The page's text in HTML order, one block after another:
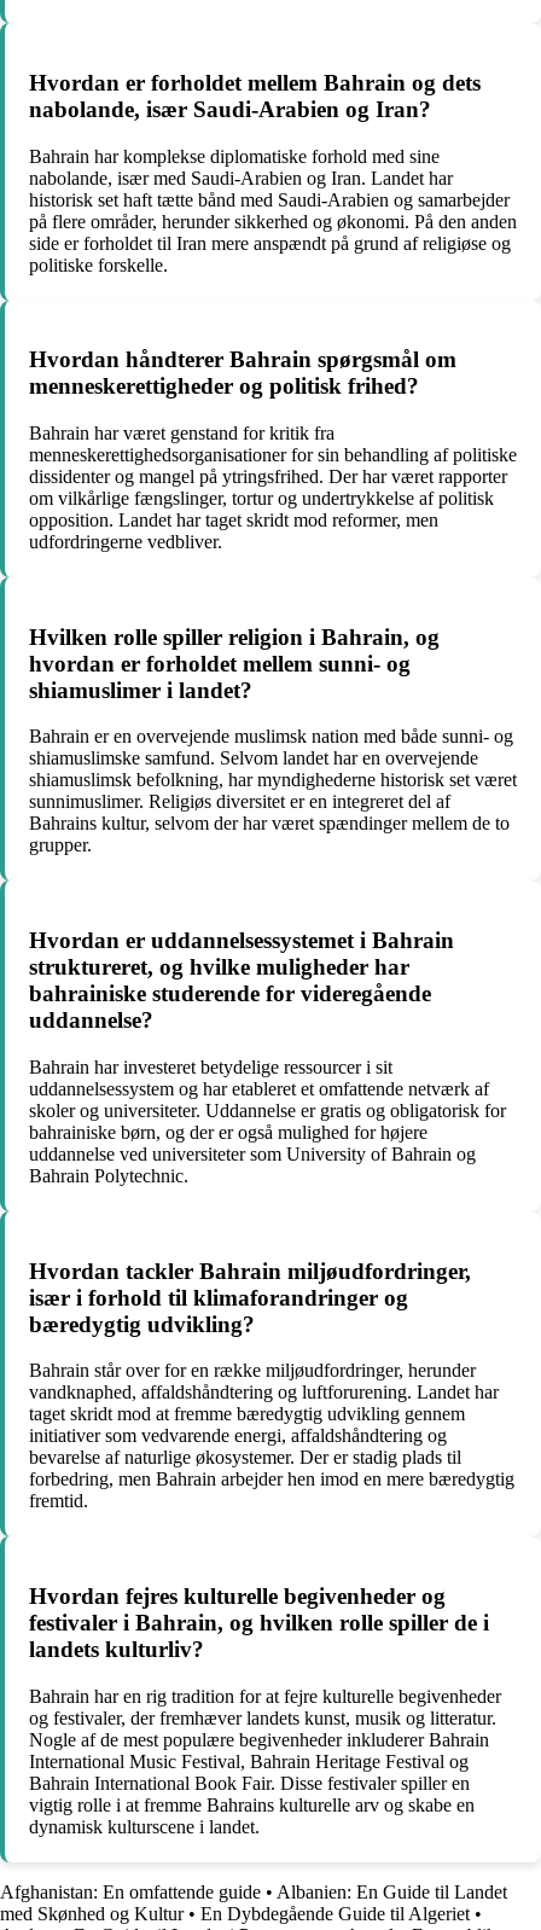
Hvordan er forholdet mellem Bahrain og dets
nabolande, især Saudi-Arabien og Iran?
Bahrain har komplekse diplomatiske forhold med sine
nabolande, især med Saudi-Arabien og Iran. Landet har
historisk set haft tætte bånd med Saudi-Arabien og samarbejder
på flere områder, herunder sikkerhed og økonomi. På den anden
side er forholdet til Iran mere anspændt på grund af religiøse og
politiske forskelle.
Hvordan håndterer Bahrain spørgsmål om
menneskerettigheder og politisk frihed?
Bahrain har været genstand for kritik fra
menneskerettighedsorganisationer for sin behandling af politiske
dissidenter og mangel på ytringsfrihed. Der har været rapporter
om vilkårlige fængslinger, tortur og undertrykkelse af politisk
opposition. Landet har taget skridt mod reformer, men
udfordringerne vedbliver.
Hvilken rolle spiller religion i Bahrain, og
hvordan er forholdet mellem sunni- og
shiamuslimer i landet?
Bahrain er en overvejende muslimsk nation med både sunni- og
shiamuslimske samfund. Selvom landet har en overvejende
shiamuslimsk befolkning, har myndighederne historisk set været
sunnimuslimer. Religiøs diversitet er en integreret del af
Bahrains kultur, selvom der har været spændinger mellem de to
grupper.
Hvordan er uddannelsessystemet i Bahrain
struktureret, og hvilke muligheder har
bahrainiske studerende for videregående
uddannelse?
Bahrain har investeret betydelige ressourcer i sit
uddannelsessystem og har etableret et omfattende netværk af
skoler og universiteter. Uddannelse er gratis og obligatorisk for
bahrainiske børn, og der er også mulighed for højere
uddannelse ved universiteter som University of Bahrain og
Bahrain Polytechnic.
Hvordan tackler Bahrain miljøudfordringer,
især i forhold til klimaforandringer og
bæredygtig udvikling?
Bahrain står over for en række miljøudfordringer, herunder
vandknaphed, affaldshåndtering og luftforurening. Landet har
taget skridt mod at fremme bæredygtig udvikling gennem
initiativer som vedvarende energi, affaldshåndtering og
bevarelse af naturlige økosystemer. Der er stadig plads til
forbedring, men Bahrain arbejder hen imod en mere bæredygtig
fremtid.
Hvordan fejres kulturelle begivenheder og
festivaler i Bahrain, og hvilken rolle spiller de i
landets kulturliv?
Bahrain har en rig tradition for at fejre kulturelle begivenheder
og festivaler, der fremhæver landets kunst, musik og litteratur.
Nogle af de mest populære begivenheder inkluderer Bahrain
International Music Festival, Bahrain Heritage Festival og
Bahrain International Book Fair. Disse festivaler spiller en
vigtig rolle i at fremme Bahrains kulturelle arv og skabe en
dynamisk kulturscene i landet.
Afghanistan: En omfattende guide • Albanien: En Guide til Landet
med Skønhed og Kultur• En Dybdegående Guide til Algeriet •